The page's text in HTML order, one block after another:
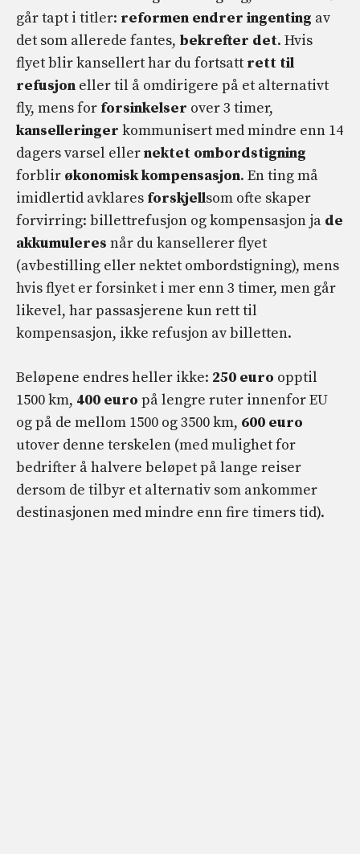
går tapt i titler: reformen endrer ingenting av
det som allerede fantes, bekrefter det. Hvis
flyet blir kansellert har du fortsatt rett til
refusjon eller til å omdirigere på et alternativt
fly, mens for forsinkelser over 3 timer,
kanselleringer kommunisert med mindre enn 14
dagers varsel ellernektet ombordstigning
forblir økonomisk kompensasjon. En ting må
imidlertid avklares forskjellsom ofte skaper
forvirring: billettrefusjon og kompensasjon ja de
akkumuleres når du kansellerer flyet
(avbestilling eller nektet ombordstigning), mens
hvis flyet er forsinket i mer enn 3 timer, men går
likevel, har passasjerene kun rett til
kompensasjon, ikke refusjon av billetten.
Beløpene endres heller ikke: 250 euro opptil
1500 km, 400 euro på lengre ruter innenfor EU
og på de mellom 1500 og 3500 km, 600 euro
utover denne terskelen (med mulighet for
bedrifter å halvere beløpet på lange reiser
dersom de tilbyr et alternativ som ankommer
destinasjonen med mindre enn fire timers tid).